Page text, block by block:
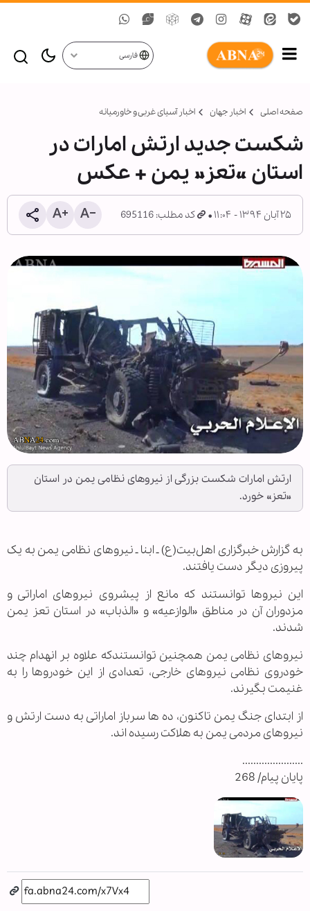
فارسی
صفحه اصلی اخبار جهان اخبار آسیای غربی و خاورمیانه
شکست جدید ارتش امارات در
استان «تعز» یمن + عکس
۲۵ آبان ۱۳۹۴ - ۱۱:۰۴ کد مطلب: 695116
ارتش امارات شکست بزرگی از نیروهای نظامی یمن در استان
«تعز» خورد.
به گزارش خبرگزاری اهل‌بیت(ع) ـ ابنا ـ نیروهای نظامی یمن به یک
پیروزی دیگر دست یافتند.
این نیروها توانستند که مانع از پیشروی نیروهای اماراتی و
مزدوران آن در مناطق «الوازعیه» و «الذباب» در استان تعز یمن
شدند.
نیروهای نظامی یمن همچنین توانستندکه علاوه بر انهدام چند
خودروی نظامی نیروهای خارجی، تعدادی از این خودروها را به
غنیمت بگیرند.
از ابتدای جنگ یمن تاکنون، ده ها سرباز اماراتی به دست ارتش و
نیروهای مردمی یمن به هلاکت رسیده اند.
......................
پایان پیام/ 268